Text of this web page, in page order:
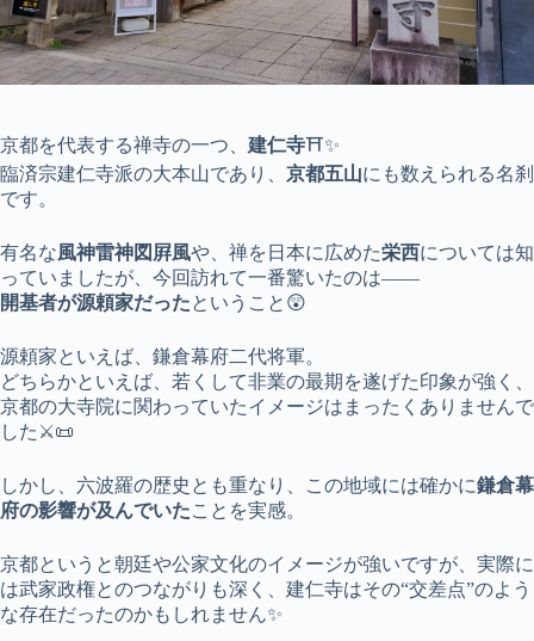
京都を代表する禅寺の一つ、 建仁寺⛩️✨
臨済宗建仁寺派の大本山であり、 京都五山にも数えられる名刹
です。
有名な風神雷神図屛風や、禅を日本に広めた栄西については知
っていましたが、今回訪れて一番驚いたのは——
開基者が源頼家だったということ😲
源頼家といえば、鎌倉幕府二代将軍。
どちらかといえば、若くして非業の最期を遂げた印象が強く、
京都の大寺院に関わっていたイメージはまったくありませんで
した⚔️📜
しかし、六波羅の歴史とも重なり、この地域には確かに鎌倉幕
府の影響が及んでいたことを実感。
京都というと朝廷や公家文化のイメージが強いですが、実際に
は武家政権とのつながりも深く、建仁寺はその“交差点”のよう
な存在だったのかもしれません✨